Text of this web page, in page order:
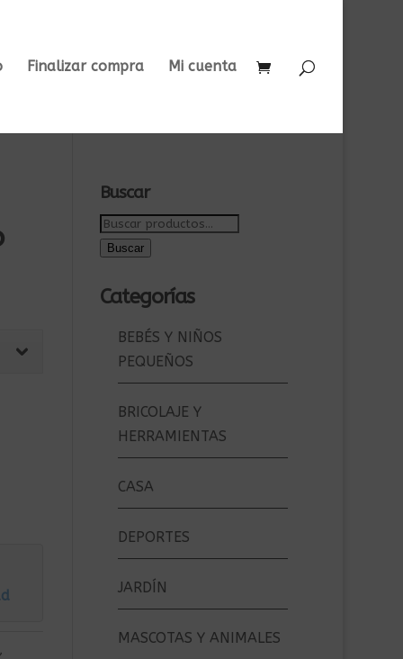
Finalizar compra Mi cuenta
,
Buscar
Buscar
por:
Buscar
Categorías
BEBÉS Y NIÑOS
PEQUEÑOS
BRICOLAJE Y
HERRAMIENTAS
CASA
DEPORTES
JARDÍN
MASCOTAS Y ANIMALES